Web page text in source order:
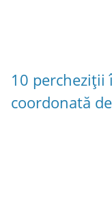
10 percheziții
coordonată